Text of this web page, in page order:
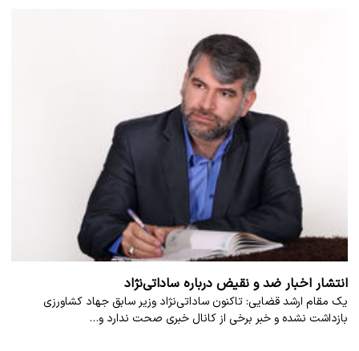
انتشار اخبار ضد و نقیض درباره ساداتی‌نژاد
یک مقام ارشد قضایی: تاکنون ساداتی‌نژاد وزیر سابق جهاد کشاورزی
بازداشت نشده و خبر برخی از کانال خبری صحت ندارد و…